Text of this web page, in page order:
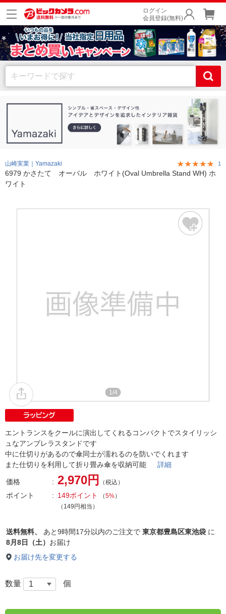
ログイン
会員登録(無料)
山崎実業｜Yamazaki 1
6979 かさたて オーバル ホワイト(Oval Umbrella Stand WH) ホ
ワイト
1/4
エントランスをクールに演出してくれるコンパクトでスタイリッシ
ュなアンブレラスタンドです
中に仕切りがあるので傘同士が濡れるのを防いでくれます
また仕切りを利用して折り畳み傘を収納可能 詳細
価格 2,970円 （税込）
ポイント 149ポイント （5%）
（149円相当）
送料無料、 あと9時間17分以内のご注文で 東京都豊島区東池袋 に
8月8日（土） お届け
お届け先を変更する
数量 個